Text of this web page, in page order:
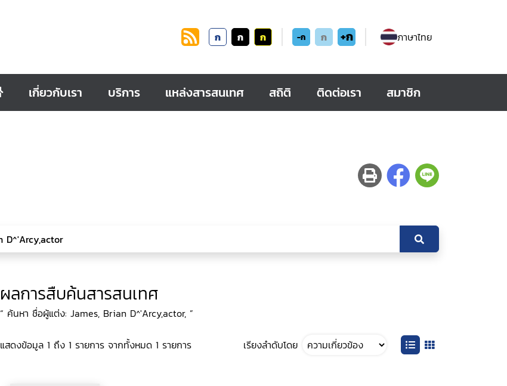
ก ก ก -ก ก +ก ภาษาไทย
เกี่ยวกับเรา บริการ แหล่งสารสนเทศ สถิติ ติดต่อเรา สมาชิก
ผลการสืบค้นสารสนเทศ
“ ค้นหา ชื่อผู้แต่ง: James, Brian D^'Arcy,actor, ”
แสดงข้อมูล 1 ถึง 1 รายการ จากทั้งหมด 1 รายการ เรียงลำดับโดย